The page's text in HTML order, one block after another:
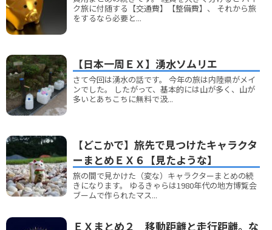
ク旅に付随する【交通費】【整備費】、 それから旅
をするなら必要と...
【日本一周ＥＸ】湧水ソムリエ
さて今回は湧水の話です。 今年の旅は内陸県がメイ
ンでした。 したがって、基本的には山が多く、山が
多いとあちこちに無料で汲...
【どこかで】旅先で見つけたキャラクタ
ーまとめＥＸ６【見たような】
旅の間で見かけた（変な）キャラクターまとめの続
きになります。 ゆるきゃらは1980年代の地方博覧会
ブームで作られたマス...
ＥＸまとめ２ 移動距離と走行距離。な